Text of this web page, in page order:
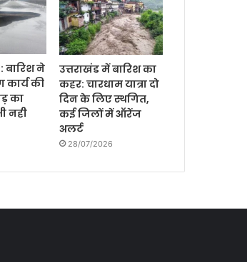
बारिश ने
कार्य की
का
नही
उत्तराखंड में बारिश का
कहर: चारधाम यात्रा दो
दिन के लिए स्थगित,
कई जिलों में ऑरेंज
अलर्ट
28/07/2026